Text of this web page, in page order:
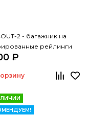
2 - багажник на
рейлинги
черные 110
₽